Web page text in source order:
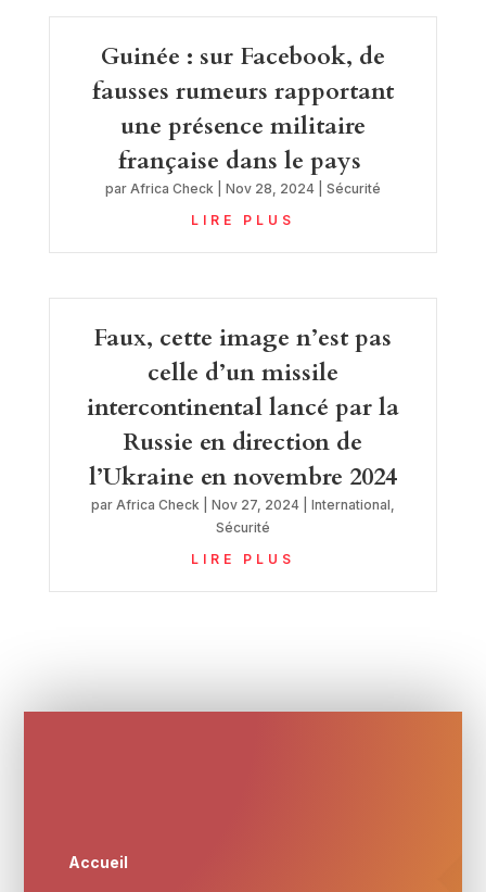
Guinée : sur Facebook, de
fausses rumeurs rapportant
une présence militaire
française dans le pays
par Africa Check| Nov 28, 2024| Sécurité
LIRE PLUS
Faux, cette image n’est pas
celle d’un missile
intercontinental lancé par la
Russie en direction de
l’Ukraine en novembre 2024
par Africa Check| Nov 27, 2024| International,
Sécurité
LIRE PLUS
Accueil